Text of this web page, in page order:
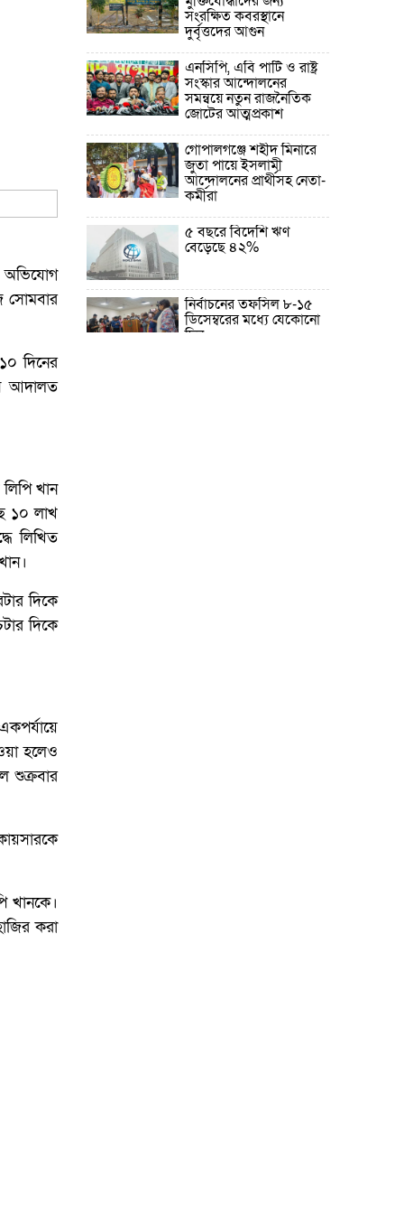
অভিযোগ
সোমবার
দিনের
আদালত
খান
১০ লাখ
লিখিত
দিকে
দিকে
হলেও
শুক্রবার
খানকে।
করা
সংরক্ষিত কবরস্থানে
দুর্বৃত্তদের আগুন
এনসিপি, এবি পার্টি ও রাষ্ট্র
সংস্কার আন্দোলনের
সমন্বয়ে নতুন রাজনৈতিক
জোটের আত্মপ্রকাশ
গোপালগঞ্জে শহীদ মিনারে
জুতা পায়ে ইসলামী
আন্দোলনের প্রার্থীসহ নেতা-
কর্মীরা
৫ বছরে বিদেশি ঋণ
বেড়েছে ৪২%
নির্বাচনের তফসিল ৮-১৫
ডিসেম্বরের মধ্যে যেকোনো
দিন